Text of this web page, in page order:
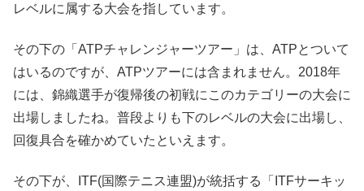
レベルに属する大会を指しています。
その下の「ATPチャレンジャーツアー」は、ATPとついて
はいるのですが、ATPツアーには含まれません。2018年
には、錦織選手が復帰後の初戦にこのカテゴリーの大会に
出場しましたね。普段よりも下のレベルの大会に出場し、
回復具合を確かめていたといえます。
その下が、ITF(国際テニス連盟)が統括する「ITFサーキッ